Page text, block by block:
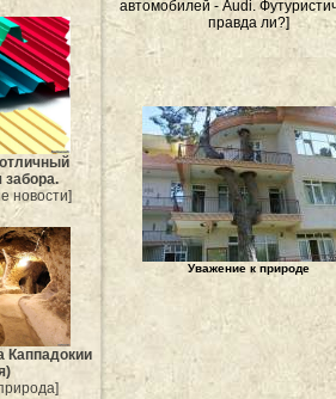
забора.
новости]
Каппадокии
автомобилей - Audi.
правда ли?]
Уважение к природе